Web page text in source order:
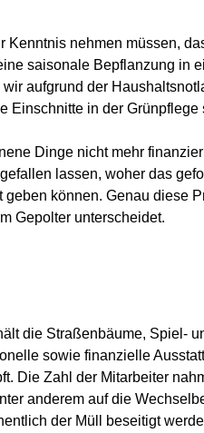
Kenntnis nehmen müssen,
saisonale Bepflanzung in
aufgrund der
Einschnitte in der
Dinge nicht mehr
lassen, woher das
können. Genau diese
Gepolter unterscheidet.
die Straßenbäume, Spiel-
sowie finanzielle
Die Zahl der Mitarbeiter
anderem auf die
der Müll beseitigt